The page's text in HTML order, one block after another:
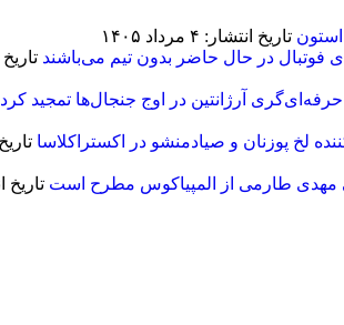
تاریخ انتشار: ۴ مرداد ۱۴۰۵
فوتبال در حال حاضر بدون تیم می‌باشند
آرژانتین در اوج جنجال‌ها تمجید کرد
لخ پوزنان و صیادمنشو در اکستراکلاسا
مهدی طارمی از المپیاکوس مطرح است